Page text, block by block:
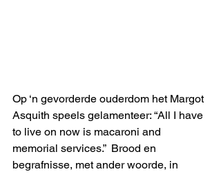
Op ‘n gevorderde ouderdom het Margot
Asquith speels gelamenteer: “All I have
to live on now is macaroni and
memorial services.”  Brood en
begrafnisse, met ander woorde, in